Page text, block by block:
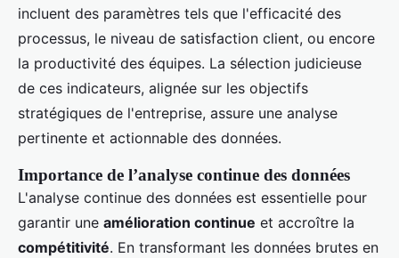
incluent des paramètres tels que l'efficacité des
processus, le niveau de satisfaction client, ou encore
la productivité des équipes. La sélection judicieuse
de ces indicateurs, alignée sur les objectifs
stratégiques de l'entreprise, assure une analyse
pertinente et actionnable des données.
Importance de l’analyse continue des données
L'analyse continue des données est essentielle pour
garantir une amélioration continue et accroître la
compétitivité. En transformant les données brutes en